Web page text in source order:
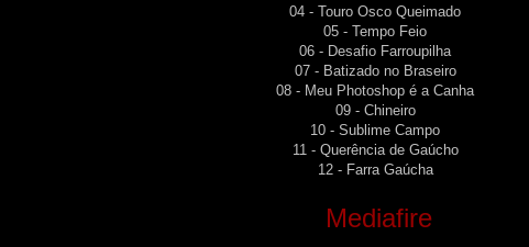
04 - Touro Osco Queimado
05 - Tempo Feio
06 - Desafio Farroupilha
07 - Batizado no Braseiro
08 - Meu Photoshop é a Canha
09 - Chineiro
10 - Sublime Campo
11 - Querência de Gaúcho
12 - Farra Gaúcha
Mediafire